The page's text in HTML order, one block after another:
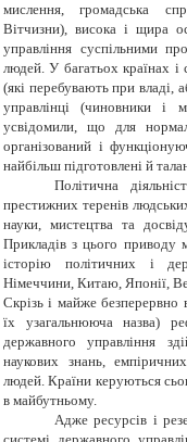
мислення, громадська
Вітчизни), висока і щира
управління суспільними
людей. У багатьох країнах і
(які перебувають при владі,
управлінці (чиновники і
усвідомили, що для
організований і
найбільш підготовлені й
Політична
престижних теренів
науки, мистецтва та
Прикладів з цього приводу
історію політичних і
Німеччини, Китаю, Японії,
Скрізь і майже безперервно
їх узагальнююча назва)
державного управління
наукових знань,
людей. Країни керуються
в майбутньому.
Адже ресурсів і